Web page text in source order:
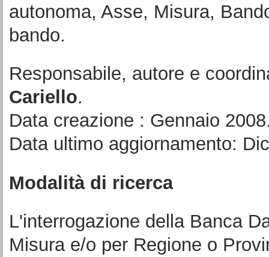
autonoma, Asse, Misura,
bando.
Responsabile, autore e
Cariello.
Data creazione : Gennaio
Data ultimo aggiornamento:
Modalità di ricerca
L'interrogazione della Banca
Misura e/o per Regione o